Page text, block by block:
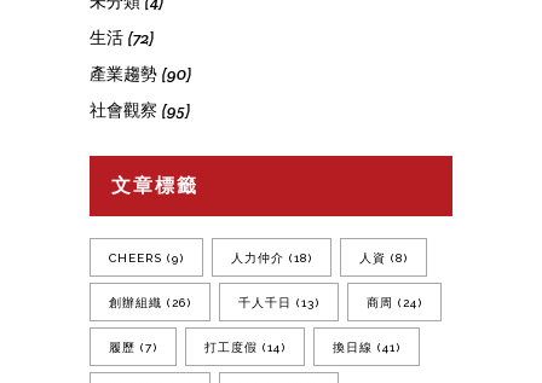
生活 (72)
產業趨勢 (90)
社會觀察 (95)
文章標籤
CHEERS (9) 人力仲介 (18) 人資 (8)
創辦組織 (26) 千人千日 (13) 商周 (24)
履歷 (7) 打工度假 (14) 換日線 (41)